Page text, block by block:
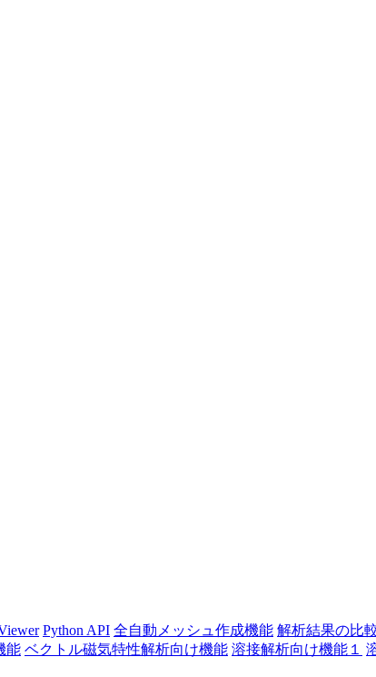
Python API 全自動メッシュ作成機能 解析結果の比
能 ベクトル磁気特性解析向け機能 溶接解析向け機能１